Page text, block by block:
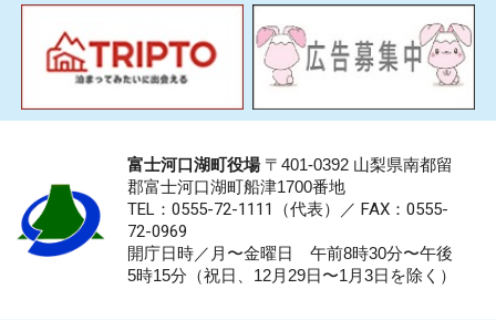
富士河口湖町役場〒401-0392 山梨県南都留
郡富士河口湖町船津1700番地
TEL：0555-72-1111 （代表）／ FAX：0555-
72-0969
開庁日時／月〜金曜日 午前8時30分〜午後
5時15分（祝日、12月29日〜1月3日を除く）